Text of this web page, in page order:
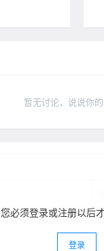
暂无讨论，说说你
您必须登录或注册以后
登录